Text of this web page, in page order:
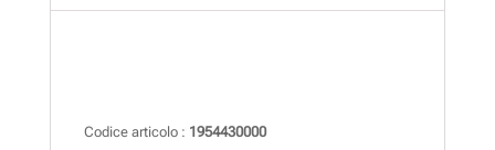
Codice articolo : 1954430000